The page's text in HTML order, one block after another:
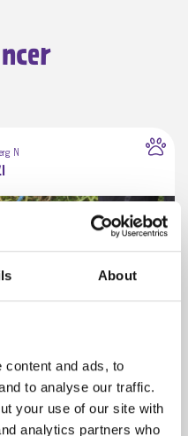
About
content and ads, to
to analyse our traffic.
your use of our site with
analytics partners who
N